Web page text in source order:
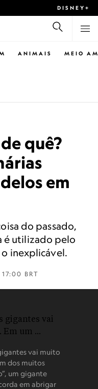
DISNEY+
ANIMAIS MEIO
quê?
em
do passado,
é utilizado pelo
inexplicável.
BRT
vai muito
dos muitos
um gigante
em abrigar